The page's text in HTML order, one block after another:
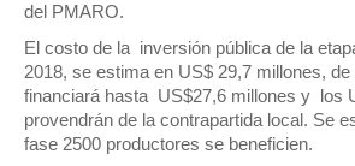
del PMARO.
El costo de la inversión pública de la
2018, se estima en US$ 29,7 millones,
financiará hasta US$27,6 millones y los
provendrán de la contrapartida local. Se
fase 2500 productores se beneficien.